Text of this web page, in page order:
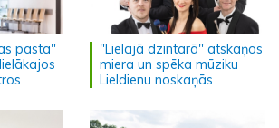
pasta"
"Lielajā dzintarā" atskaņos
miera un spēka mūziku
Lieldienu noskaņās